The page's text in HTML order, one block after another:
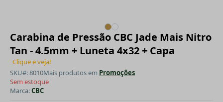
Carabina de Pressão CBC Jade Mais Nitro
Tan - 4.5mm + Luneta 4x32 + Capa
Clique e veja!
SKU#: 8010Mais produtos em Promoções
Sem estoque
Marca:CBC